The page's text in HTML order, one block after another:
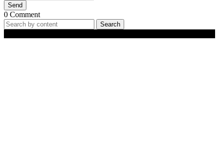
Send
0 Comment
Search